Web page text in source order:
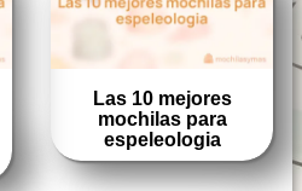
Las 10 mejores
mochilas para
espeleologia